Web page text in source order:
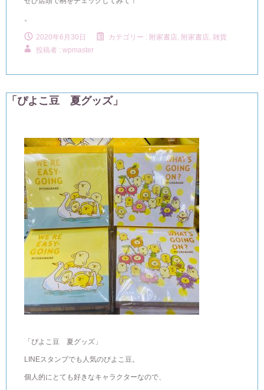
。
2020年6月30日 カテゴリー : 附家書店 附家書店, 雑貨
投稿者 : wpmaster
「ぴよこ豆 夏グッズ」
「ぴよこ豆 夏グッズ」
LINEスタンプでも人気のぴよこ豆。
個人的にとても好きなキャラクターなので、